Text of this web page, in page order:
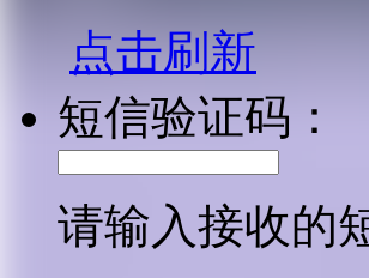
点击刷新
短信验证码：
请输入接收的